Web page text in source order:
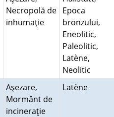
Necropolă de
inhumaţie
Epoca
bronzului,
Eneolitic,
Paleolitic,
Latène,
Neolitic
Aşezare,
Mormânt de
incineraţie
Latène